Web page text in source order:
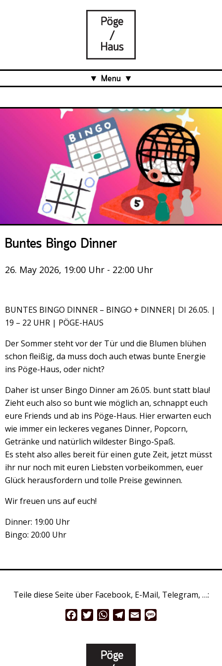
Menu
Projects
Über uns
Was ist das Pöge-Haus?
Team
Organisation
Mitarbeit
Veranstaltungsrückblick
Kontakt und Anfahrt
Presse/Newsletter
Buntes Bingo Dinner
26. May 2026, 19:00 Uhr - 22:00 Uhr
BUNTES BINGO DINNER – BINGO + DINNER| DI 26.05. |
19 – 22 UHR | PÖGE-HAUS
Der Sommer steht vor der Tür und die Blumen blühen
schon fleißig, da muss doch auch etwas bunte Energie
ins Pöge-Haus, oder nicht?
Daher ist unser Bingo Dinner am 26.05. bunt statt blau!
Zieht euch also so bunt wie möglich an, schnappt euch
eure Friends und ab ins Pöge-Haus. Hier erwarten euch
wie immer ein leckeres veganes Dinner, Popcorn,
Getränke und natürlich wildester Bingo-Spaß.
Es steht also alles bereit für einen gute Zeit, jetzt müsst
ihr nur noch mit euren Liebsten vorbeikommen, euer
Glück herausfordern und tolle Preise gewinnen.
Wir freuen uns auf euch!
Dinner: 19:00 Uhr
Bingo: 20:00 Uhr
Teile diese Seite über Facebook, E-Mail, Telegram, …:
FacebookTwitterWhatsApp
Telegram
Email